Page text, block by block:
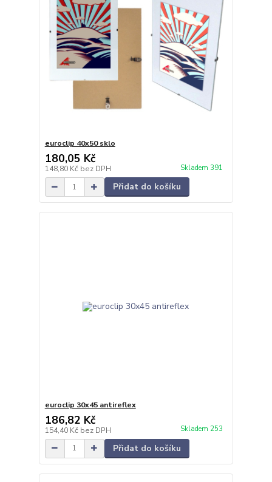
euroclip 40x50 sklo
180,05 Kč
148,80 Kč bez DPH Skladem 391
Přidat do košíku
euroclip 30x45 antireflex
186,82 Kč
154,40 Kč bez DPH Skladem 253
Přidat do košíku